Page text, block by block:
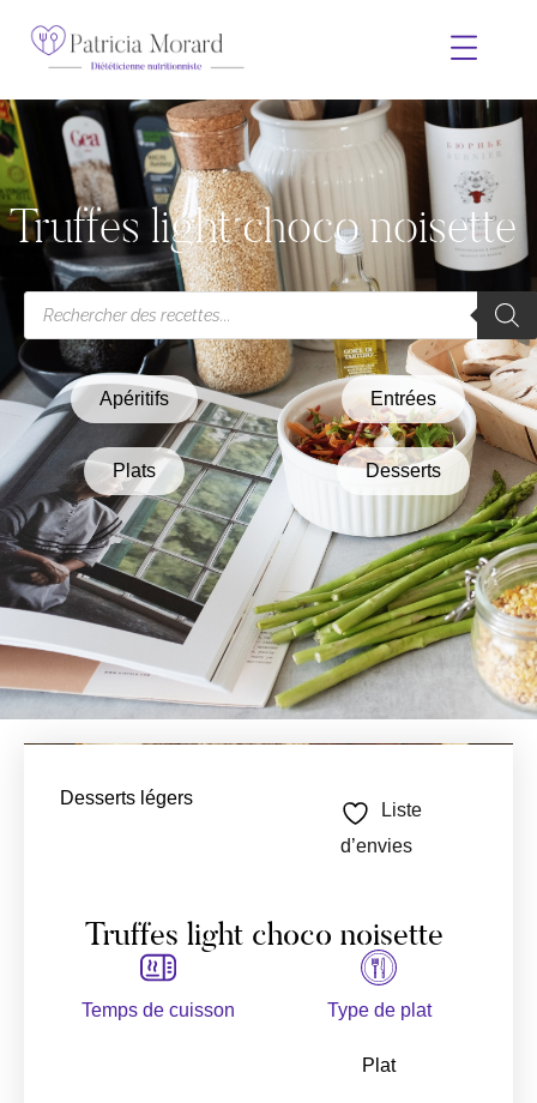
Truffes light choco noisette
Apéritifs Entrées
Plats Desserts
Desserts légers
Liste
d’envies
Truffes light choco noisette
Temps de cuisson Type de plat
Plat